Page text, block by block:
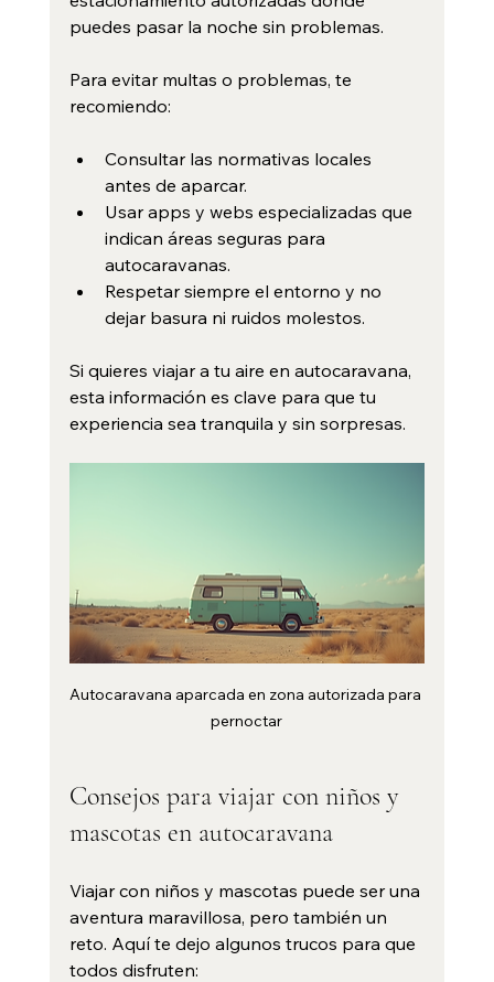
puedes pasar la noche sin problemas.
Para evitar multas o problemas, te
recomiendo:
Consultar las normativas locales
antes de aparcar.
Usar apps y webs especializadas que
indican áreas seguras para
autocaravanas.
Respetar siempre el entorno y no
dejar basura ni ruidos molestos.
Si quieres viajar a tu aire en autocaravana,
esta información es clave para que tu
experiencia sea tranquila y sin sorpresas.
Autocaravana aparcada en zona autorizada para
pernoctar
Consejos para viajar con niños y
mascotas en autocaravana
Viajar con niños y mascotas puede ser una
aventura maravillosa, pero también un
reto. Aquí te dejo algunos trucos para que
todos disfruten: